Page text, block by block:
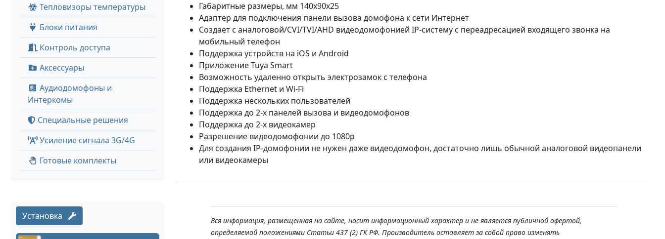
Тепловизоры температуры
Блоки питания
Контроль доступа
Аксессуары
Аудиодомофоны и
Интеркомы
Специальные решения
Усиление сигнала 3G/4G
Готовые комплекты
Установка
Габаритные размеры, мм 140х90х25
Адаптер для подключения панели вызова домофона к сети Интернет
Создает с аналоговой/CVI/TVI/AHD видеодомофонией IP-систему с переадресацией входящего звонка на
мобильный телефон
Поддержка устройств на iOS и Android
Приложение Tuya Smart
Возможность удаленно открыть электрозамок с телефона
Поддержка Ethernet и Wi-Fi
Поддержка нескольких пользователей
Поддержка до 2-х панелей вызова и видеодомофонов
Поддержка до 2-х видеокамер
Разрешение видеодомофонии до 1080p
Для создания IP-домофонии не нужен даже видеодомофон, достаточно лишь обычной аналоговой видеопанели
или видеокамеры
Вся информация, размещенная на сайте, носит информационный характер и не является публичной офертой,
определяемой положениями Статьи 437 (2) ГК РФ. Производитель оставляет за собой право изменять